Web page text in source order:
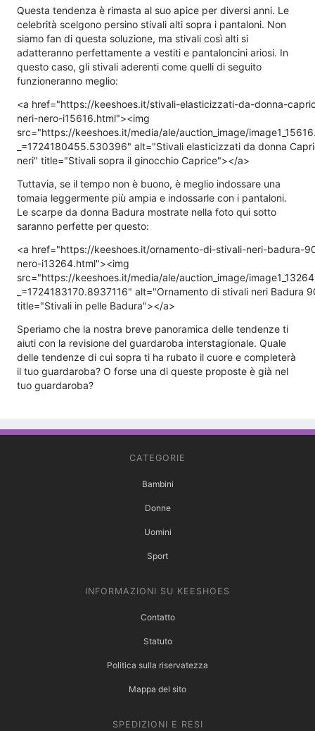
Questa tendenza è rimasta al suo apice per diversi anni. Le
celebrità scelgono persino stivali alti sopra i pantaloni. Non
siamo fan di questa soluzione, ma stivali così alti si
adatteranno perfettamente a vestiti e pantaloncini ariosi. In
questo caso, gli stivali aderenti come quelli di seguito
funzioneranno meglio:
<a href="https://keeshoes.it/stivali-elasticizzati-da-donna-
neri-nero-i15616.html"><img
src="https://keeshoes.it/media/ale/auction_image/
_=1724180455.530396" alt="Stivali elasticizzati da donna
neri" title="Stivali sopra il ginocchio Caprice"></a>
Tuttavia, se il tempo non è buono, è meglio indossare una
tomaia leggermente più ampia e indossarle con i pantaloni.
Le scarpe da donna Badura mostrate nella foto qui sotto
saranno perfette per questo:
<a href="https://keeshoes.it/ornamento-di-stivali-neri-badura-
nero-i13264.html"><img
src="https://keeshoes.it/media/ale/auction_image/
_=1724183170.8937116" alt="Ornamento di stivali neri Badura
title="Stivali in pelle Badura"></a>
Speriamo che la nostra breve panoramica delle tendenze ti
aiuti con la revisione del guardaroba interstagionale. Quale
delle tendenze di cui sopra ti ha rubato il cuore e completerà
il tuo guardaroba? O forse una di queste proposte è già nel
tuo guardaroba?
CATEGORIE
Bambini
Donne
Uomini
Sport
INFORMAZIONI SU KEESHOES
Contatto
Statuto
Politica sulla riservatezza
Mappa del sito
SPEDIZIONI E RESI